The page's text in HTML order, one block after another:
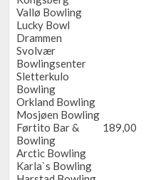
Vallø Bowling
Lucky Bowl
Drammen
Svolvær
Bowlingsenter
Sletterkulo
Bowling
Orkland Bowling
Mosjøen Bowling
Førtito Bar &
Bowling
189,00
Arctic Bowling
Karla`s Bowling